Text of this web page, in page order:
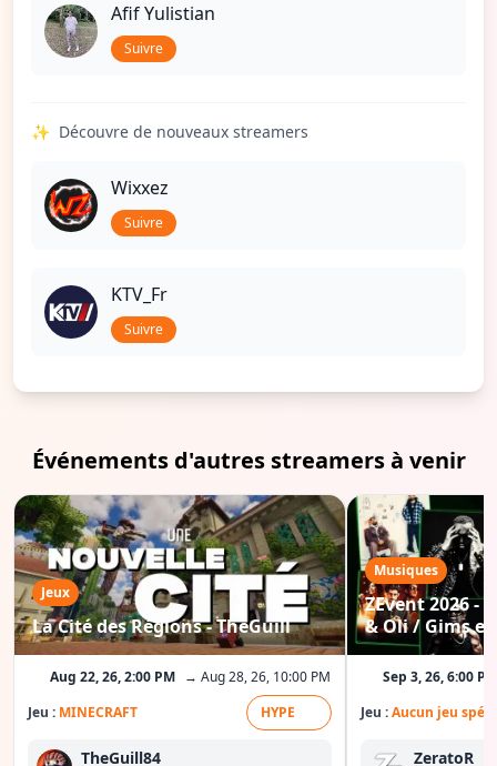
Afif Yulistian
Suivre
✨ Découvre de nouveaux streamers
Wixxez
Suivre
KTV_Fr
Suivre
Événements d'autres streamers à venir
Jeux
La Cité des Régions - TheGuill
Aug 22, 26, 2:00 PM → Aug 28, 26, 10:00 PM
Jeu : MINECRAFT HYPE
TheGuill84
Musiques
ZEvent 2026 -
& Oli / Gims
Sep 3, 26, 6:00 PM
Jeu :Aucun jeu
ZeratoR